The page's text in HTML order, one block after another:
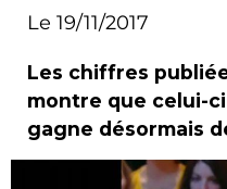
Le 19/11/2017
Les chiffres
montre que celui-
gagne désormais